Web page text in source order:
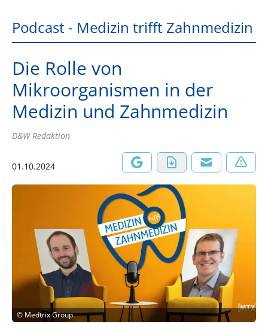
Podcast - Medizin trifft Zahnmedizin
Die Rolle von
Mikroorganismen in der
Medizin und Zahnmedizin
D&W Redaktion
01.10.2024
© Medtrix Group